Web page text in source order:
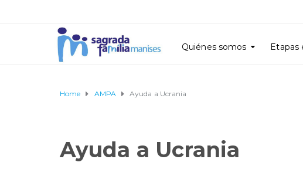
Quiénes somos Etapas
Home AMPA Ayuda a Ucrania
Ayuda a Ucrania